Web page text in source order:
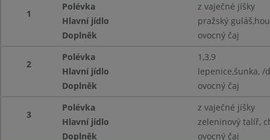
1
Polévka
z vaječné jíšky
Hlavní jídlo
pražský
Doplněk
ovocný čaj
2
Polévka
1,3,9
Hlavní jídlo
lepenice,šunka, /
Doplněk
ovocný čaj
3
Polévka
z vaječné jíšky
Hlavní jídlo
zeleninový talíř,
Doplněk
ovocný čaj